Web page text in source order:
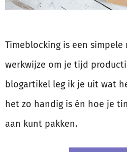
Timeblocking is een simpele
werkwijze om je tijd
blogartikel leg ik je uit wat
het zo handig is én hoe je
aan kunt pakken.